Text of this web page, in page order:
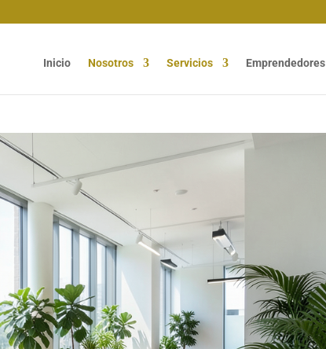
Inicio Nosotros Servicios Emprendedores